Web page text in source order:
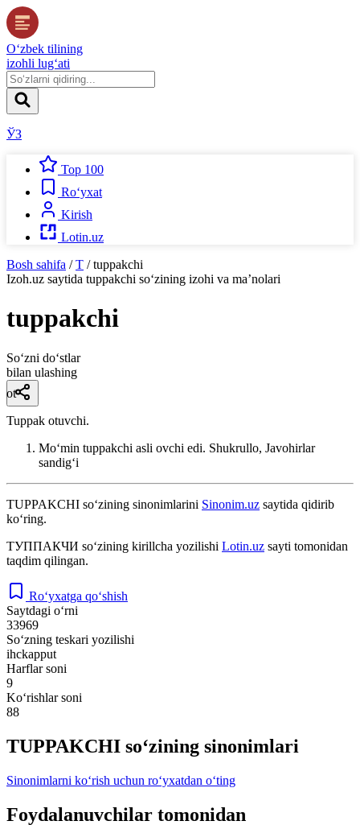
O‘zbek tilining
izohli lug‘ati
ЎЗ
Top 100
Ro‘yxat
Kirish
Lotin.uz
Bosh sahifa / T / tuppakchi
Izoh.uz saytida tuppakchi so‘zining izohi va ma’nolari
tuppakchi
So‘zni do‘stlar
bilan ulashing
ot
Tuppak otuvchi.
Moʻmin tuppakchi asli ovchi edi. Shukrullo, Javohirlar
sandigʻi
TUPPAKCHI so‘zining sinonimlarini Sinonim.uz saytida qidirib
ko‘ring.
ТУППАКЧИ so‘zining kirillcha yozilishi Lotin.uz sayti tomonidan
taqdim qilingan.
Ro‘yxatga qo‘shish
Saytdagi o‘rni
33969
So‘zning teskari yozilishi
ihckapput
Harflar soni
9
Ko‘rishlar soni
88
TUPPAKCHI so‘zining sinonimlari
Sinonimlarni ko‘rish uchun ro‘yxatdan o‘ting
Foydalanuvchilar tomonidan